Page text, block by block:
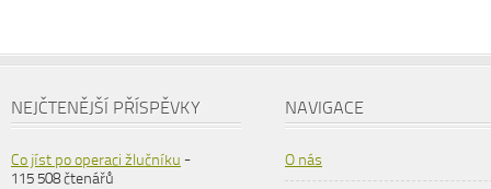
NEJČTENĚJŠÍ PŘÍSPĚVKY
Co jíst po operaci žlučníku -
115 508 čtenářů
NAVIGACE
O nás